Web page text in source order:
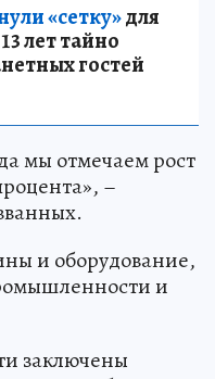
«сетку»для
лет тайно
гостей
мы отмечаем рост
–
и оборудование,
и
заключены